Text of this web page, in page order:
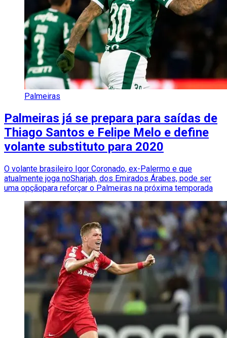
Palmeiras
Palmeiras já se prepara para saídas de
Thiago Santos e Felipe Melo e define
volante substituto para 2020
O volante brasileiro Igor Coronado, ex-Palermo e que
atualmente joga noSharjah, dos Emirados Árabes, pode ser
uma opçãopara reforçar o Palmeiras na próxima temporada